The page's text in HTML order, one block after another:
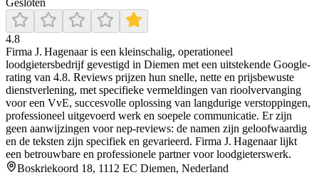
Gesloten
4.8
Firma J. Hagenaar is een kleinschalig, operationeel
loodgietersbedrijf gevestigd in Diemen met een uitstekende Google-
rating van 4.8. Reviews prijzen hun snelle, nette en prijsbewuste
dienstverlening, met specifieke vermeldingen van rioolvervanging
voor een VvE, succesvolle oplossing van langdurige verstoppingen,
professioneel uitgevoerd werk en soepele communicatie. Er zijn
geen aanwijzingen voor nep‑reviews: de namen zijn geloofwaardig
en de teksten zijn specifiek en gevarieerd. Firma J. Hagenaar lijkt
een betrouwbare en professionele partner voor loodgieterswerk.
Boskriekoord 18, 1112 EC Diemen, Nederland